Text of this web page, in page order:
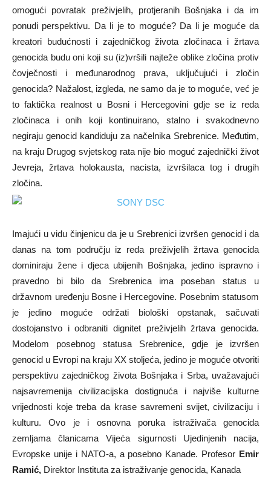
omogući povratak preživjelih, protjeranih Bošnjaka i da im
ponudi perspektivu. Da li je to moguće? Da li je moguće da
kreatori budućnosti i zajedničkog života zločinaca i žrtava
genocida budu oni koji su (iz)vršili najteže oblike zločina protiv
čovječnosti i međunarodnog prava, uključujući i zločin
genocida? Nažalost, izgleda, ne samo da je to moguće, već je
to faktička realnost u Bosni i Hercegovini gdje se iz reda
zločinaca i onih koji kontinuirano, stalno i svakodnevno
negiraju genocid kandiduju za načelnika Srebrenice. Međutim,
na kraju Drugog svjetskog rata nije bio moguć zajednički život
Jevreja, žrtava holokausta, nacista, izvršilaca tog i drugih
zločina.
Imajući u vidu činjenicu da je u Srebrenici izvršen genocid i da
danas na tom području iz reda preživjelih žrtava genocida
dominiraju žene i djeca ubijenih Bošnjaka, jedino ispravno i
pravedno bi bilo da Srebrenica ima poseban status u
državnom uređenju Bosne i Hercegovine. Posebnim statusom
je jedino moguće održati biološki opstanak, sačuvati
dostojanstvo i odbraniti dignitet preživjelih žrtava genocida.
Modelom posebnog statusa Srebrenice, gdje je izvršen
genocid u Evropi na kraju XX stoljeća, jedino je moguće otvoriti
perspektivu zajedničkog života Bošnjaka i Srba, uvažavajući
najsavremenija civilizacijska dostignuća i najviše kulturne
vrijednosti koje treba da krase savremeni svijet, civilizaciju i
kulturu. Ovo je i osnovna poruka istraživača genocida
zemljama članicama Vijeća sigurnosti Ujedinjenih nacija,
Evropske unije i NATO-a, a posebno Kanade. Profesor Emir
Ramić, Direktor Instituta za istraživanje genocida, Kanada